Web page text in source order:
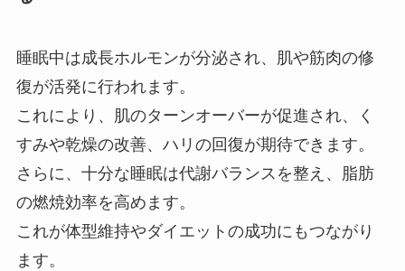
睡眠中は成長ホルモンが分泌され、肌や筋肉の修
復が活発に行われます。
これにより、肌のターンオーバーが促進され、く
すみや乾燥の改善、ハリの回復が期待できます。
さらに、十分な睡眠は代謝バランスを整え、脂肪
の燃焼効率を高めます。
これが体型維持やダイエットの成功にもつながり
ます。